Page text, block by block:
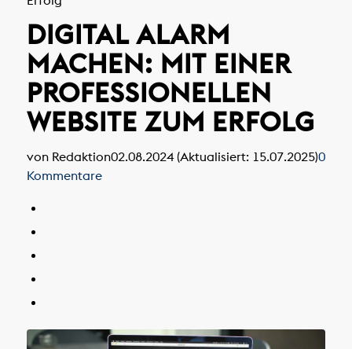
DIGITAL ALARM
MACHEN: MIT EINER
PROFESSIONELLEN
WEBSITE ZUM ERFOLG
von Redaktion02.08.2024 (Aktualisiert: 15.07.2025)0
Kommentare